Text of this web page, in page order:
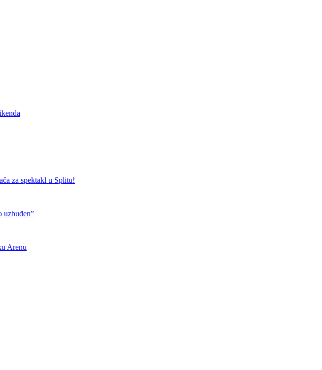
za spektakl u Splitu!
uzbuđen”
Arenu